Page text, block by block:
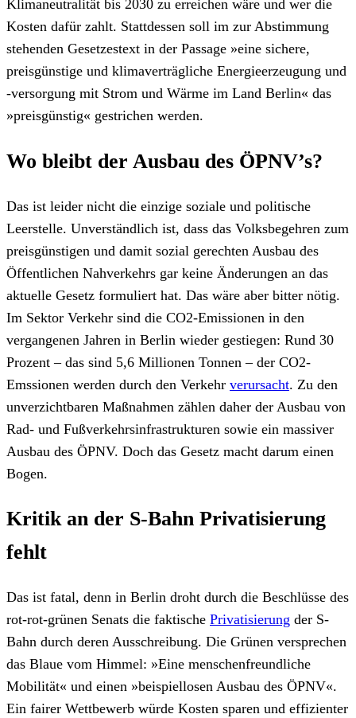
Klimaneutralität bis 2030 zu erreichen wäre und wer die
Kosten dafür zahlt. Stattdessen soll im zur Abstimmung
stehenden Gesetzestext in der Passage »eine sichere,
preisgünstige und klimaverträgliche Energieerzeugung und
-versorgung mit Strom und Wärme im Land Berlin« das
»preisgünstig« gestrichen werden.
Wo bleibt der Ausbau des ÖPNV’s?
Das ist leider nicht die einzige soziale und politische
Leerstelle. Unverständlich ist, dass das Volksbegehren zum
preisgünstigen und damit sozial gerechten Ausbau des
Öffentlichen Nahverkehrs gar keine Änderungen an das
aktuelle Gesetz formuliert hat. Das wäre aber bitter nötig.
Im Sektor Verkehr sind die CO2-Emissionen in den
vergangenen Jahren in Berlin wieder gestiegen: Rund 30
Prozent – das sind 5,6 Millionen Tonnen – der CO2-
Emssionen werden durch den Verkehr verursacht. Zu den
unverzichtbaren Maßnahmen zählen daher der Ausbau von
Rad- und Fußverkehrsinfrastrukturen sowie ein massiver
Ausbau des ÖPNV. Doch das Gesetz macht darum einen
Bogen.
Kritik an der S-Bahn Privatisierung
fehlt
Das ist fatal, denn in Berlin droht durch die Beschlüsse des
rot-rot-grünen Senats die faktische Privatisierung der S-
Bahn durch deren Ausschreibung. Die Grünen versprechen
das Blaue vom Himmel: »Eine menschenfreundliche
Mobilität« und einen »beispiellosen Ausbau des ÖPNV«.
Ein fairer Wettbewerb würde Kosten sparen und effizienter